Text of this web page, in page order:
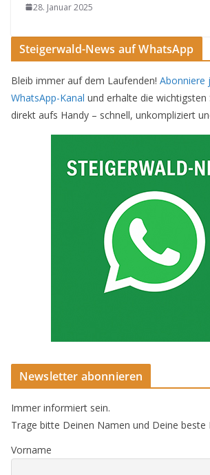
28. Januar 2025
Steigerwald-News auf WhatsApp
Bleib immer auf dem Laufenden! Abonniere
WhatsApp-Kanal und erhalte die wichtigsten
direkt aufs Handy – schnell, unkompliziert
Newsletter abonnieren
Immer informiert sein.
Trage bitte Deinen Namen und Deine beste
Vorname